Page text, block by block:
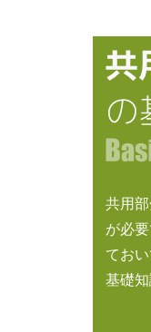
共用
が必
てお
基礎